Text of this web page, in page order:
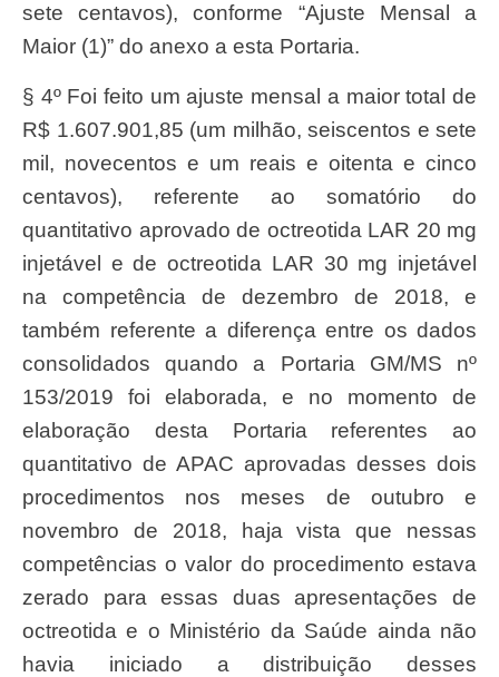
sete centavos), conforme “Ajuste Mensal a
Maior (1)” do anexo a esta Portaria.
§ 4º Foi feito um ajuste mensal a maior total de
R$ 1.607.901,85 (um milhão, seiscentos e sete
mil, novecentos e um reais e oitenta e cinco
centavos), referente ao somatório do
quantitativo aprovado de octreotida LAR 20 mg
injetável e de octreotida LAR 30 mg injetável
na competência de dezembro de 2018, e
também referente a diferença entre os dados
consolidados quando a Portaria GM/MS nº
153/2019 foi elaborada, e no momento de
elaboração desta Portaria referentes ao
quantitativo de APAC aprovadas desses dois
procedimentos nos meses de outubro e
novembro de 2018, haja vista que nessas
competências o valor do procedimento estava
zerado para essas duas apresentações de
octreotida e o Ministério da Saúde ainda não
havia iniciado a distribuição desses